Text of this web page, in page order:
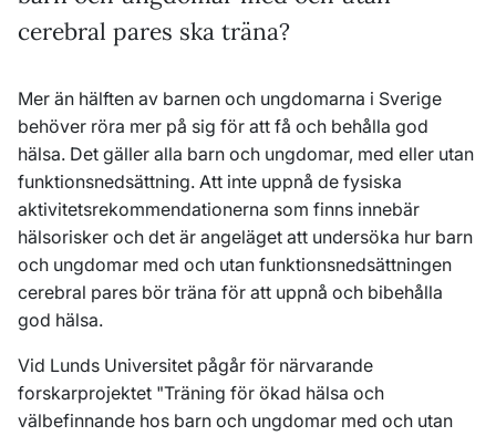
cerebral pares ska träna?
Mer än hälften av barnen och ungdomarna i Sverige
behöver röra mer på sig för att få och behålla god
hälsa. Det gäller alla barn och ungdomar, med eller utan
funktionsnedsättning. Att inte uppnå de fysiska
aktivitetsrekommendationerna som finns innebär
hälsorisker och det är angeläget att undersöka hur barn
och ungdomar med och utan funktionsnedsättningen
cerebral pares bör träna för att uppnå och bibehålla
god hälsa.
Vid Lunds Universitet pågår för närvarande
forskarprojektet "Träning för ökad hälsa och
välbefinnande hos barn och ungdomar med och utan